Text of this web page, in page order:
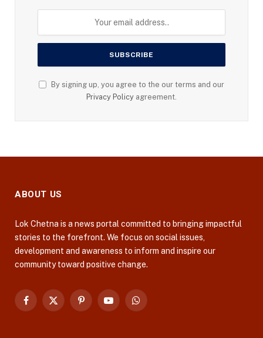
By signing up, you agree to the our terms and our
Privacy Policy agreement.
ABOUT US
Lok Chetna is a news portal committed to bringing impactful
stories to the forefront. We focus on social issues,
development and awareness to inform and inspire our
community toward positive change.
Facebook
X
PinterestYouTubeWhatsApp